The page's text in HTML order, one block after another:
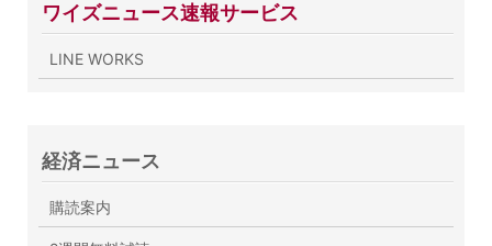
ワイズニュース速報サービス
LINE WORKS
経済ニュース
購読案内